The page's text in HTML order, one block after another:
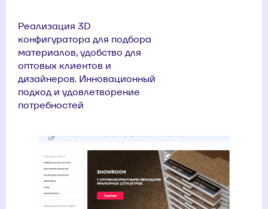
Реализация 3D
конфигуратора для подбора
материалов, удобство для
оптовых клиентов и
дизайнеров. Инновационный
подход и удовлетворение
потребностей